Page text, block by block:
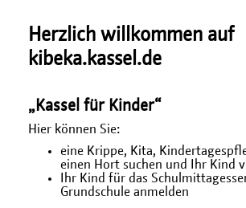
Herzlich willkommen auf
kibeka.kassel.de
„Kassel für Kinder“
Hier können Sie:
eine Krippe, Kita,
einen Hort suchen und Ihr Kind
Ihr Kind für das
Grundschule anmelden